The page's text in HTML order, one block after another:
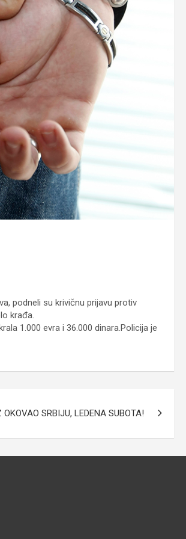
podneli su krivičnu prijavu protiv
krađa.
1.000 evra i 36.000 dinara.Policija je
OKOVAO SRBIJU, LEDENA SUBOTA!